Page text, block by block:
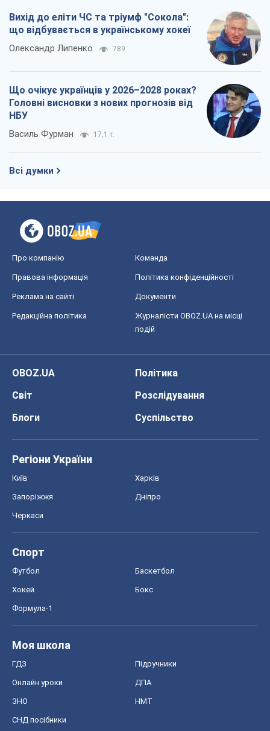
Вихід до еліти ЧС та тріумф "Сокола":
що відбувається в українському хокеї
Олександр Липенко 789
Що очікує українців у 2026–2028 роках?
Головні висновки з нових прогнозів від
НБУ
Василь Фурман 17,1 т.
Всі думки
Про компанію Команда
Правова інформація Політика конфіденційності
Реклама на сайті Документи
Редакційна політика
Журналісти OBOZ.UA на місці
подій
OBOZ.UA
Політика
Світ
Розслідування
Блоги
Суспільство
Регіони України
Київ Харків
Запоріжжя Дніпро
Черкаси
Спорт
Футбол Баскетбол
Хокей Бокс
Формула-1
Моя школа
ГДЗ Підручники
Онлайн уроки ДПА
ЗНО НМТ
СНД посібники